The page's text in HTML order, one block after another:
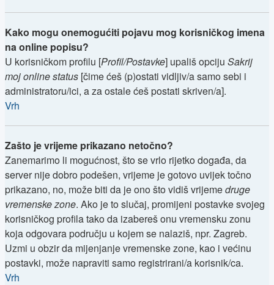
Kako mogu onemogućiti pojavu mog korisničkog imena
na online popisu?
U korisničkom profilu [Profil/Postavke] upališ opciju Sakrij
moj online status [čime ćeš (p)ostati vidljiv/a samo sebi i
administratoru/ici, a za ostale ćeš postati skriven/a].
Vrh
Zašto je vrijeme prikazano netočno?
Zanemarimo li mogućnost, što se vrlo rijetko događa, da
server nije dobro podešen, vrijeme je gotovo uvijek točno
prikazano, no, može biti da je ono što vidiš vrijemedruge
vremenske zone. Ako je to slučaj, promijeni postavke svojeg
korisničkog profila tako da izabereš onu vremensku zonu
koja odgovara području u kojem se nalaziš, npr. Zagreb.
Uzmi u obzir da mijenjanje vremenske zone, kao i većinu
postavki, može napraviti samo registrirani/a korisnik/ca.
Vrh